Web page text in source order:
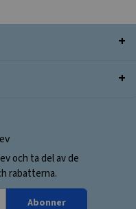
och ta del av de
rabatterna.
Abonner